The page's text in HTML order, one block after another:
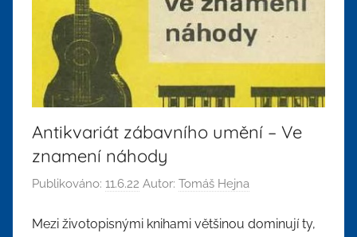
Antikvariát zábavního umění – Ve
znamení náhody
Publikováno: 11.6.22 Autor: Tomáš Hejna
Mezi životopisnými knihami většinou dominují ty,